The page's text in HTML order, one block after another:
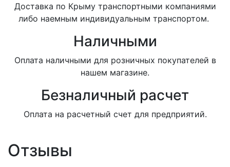
Доставка по Крыму транспортными компаниями
либо наемным индивидуальным транспортом.
Наличными
Оплата наличными для розничных покупателей в
нашем магазине.
Безналичный расчет
Оплата на расчетный счет для предприятий.
Отзывы